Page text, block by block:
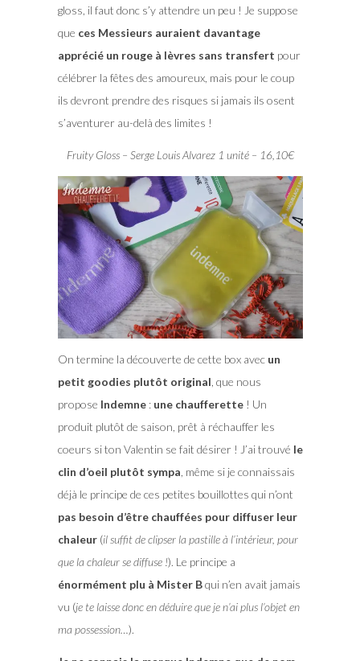
gloss, il faut donc s’y attendre un peu ! Je suppose
que ces Messieurs auraient davantage
apprécié un rouge à lèvres sans transfert pour
célébrer la fêtes des amoureux, mais pour le coup
ils devront prendre des risques si jamais ils osent
s’aventurer au-delà des limites !
Fruity Gloss – Serge Louis Alvarez 1 unité – 16,10€
On termine la découverte de cette box avec un
petit goodies plutôt original, que nous
propose Indemne: une chaufferette! Un
produit plutôt de saison, prêt à réchauffer les
coeurs si ton Valentin se fait désirer ! J’ai trouvé le
clin d’oeil plutôt sympa, même si je connaissais
déjà le principe de ces petites bouillottes qui n’ont
pas besoin d’être chauffées pour diffuser leur
chaleur(il suffit de clipser la pastille à l’intérieur, pour
que la chaleur se diffuse !). Le principe a
énormément plu à Mister Bqui n’en avait jamais
vu (je te laisse donc en déduire que je n’ai plus l’objet en
ma possession…).